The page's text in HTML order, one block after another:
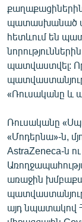
English
Русский
ՀԵՏԵՎԵՔ ՄԵԶ
պատասխանած
հետևում են
պատվաստվել:
«Ռուսականը և
Ռուսականը
«Մոդերնա»-ն,
AstraZeneca-ն
առաջին
այդ նպատակով